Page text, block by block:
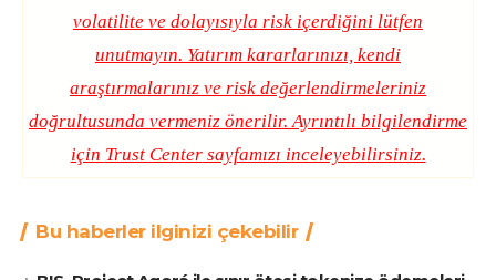
volatilite ve dolayısıyla risk içerdiğini lütfen
unutmayın. Yatırım kararlarınızı, kendi
araştırmalarınız ve risk değerlendirmeleriniz
doğrultusunda vermeniz önerilir. Ayrıntılı bilgilendirme
için Trust Centersayfamızı inceleyebilirsiniz.
Bu haberler ilginizi çekebilir